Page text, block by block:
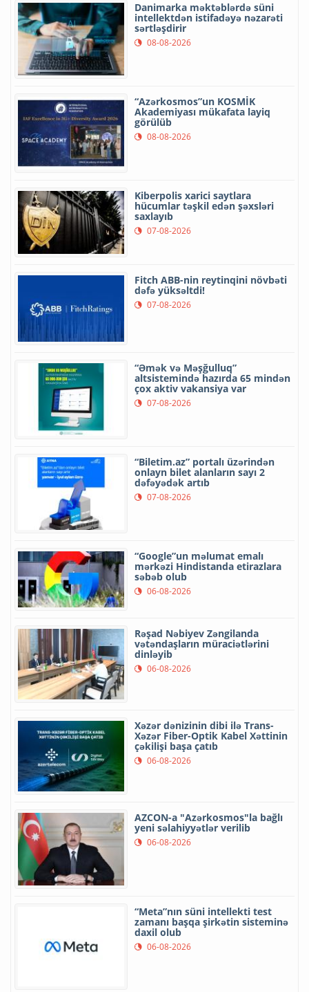
Danimarka məktəblərdə süni
intellektdən istifadəyə nəzarəti
sərtləşdirir
08-08-2026
“Azərkosmos”un KOSMİK
Akademiyası mükafata layiq
görülüb
08-08-2026
Kiberpolis xarici saytlara
hücumlar təşkil edən şəxsləri
saxlayıb
07-08-2026
Fitch ABB-nin reytinqini növbəti
dəfə yüksəltdi!
07-08-2026
“Əmək və Məşğulluq”
altsistemində hazırda 65 mindən
çox aktiv vakansiya var
07-08-2026
“Biletim.az” portalı üzərindən
onlayn bilet alanların sayı 2
dəfəyədək artıb
07-08-2026
“Google”un məlumat emalı
mərkəzi Hindistanda etirazlara
səbəb olub
06-08-2026
Rəşad Nəbiyev Zəngilanda
vətəndaşların müraciətlərini
dinləyib
06-08-2026
Xəzər dənizinin dibi ilə Trans-
Xəzər Fiber-Optik Kabel Xəttinin
çəkilişi başa çatıb
06-08-2026
AZCON-a "Azərkosmos"la bağlı
yeni səlahiyyətlər verilib
06-08-2026
“Meta”nın süni intellekti test
zamanı başqa şirkətin sisteminə
daxil olub
06-08-2026